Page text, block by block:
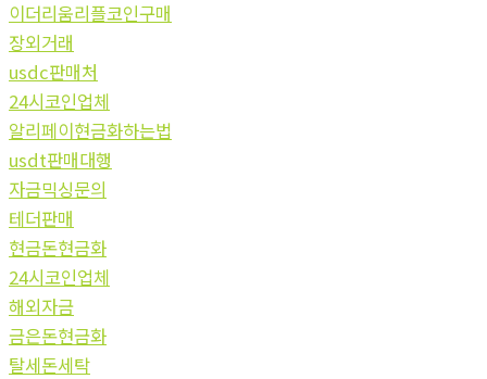
이더리움리플코인구매
장외거래
usdc판매처
24시코인업체
알리페이현금화하는법
usdt판매대행
자금믹싱문의
테더판매
현금돈현금화
24시코인업체
해외자금
금은돈현금화
탈세돈세탁